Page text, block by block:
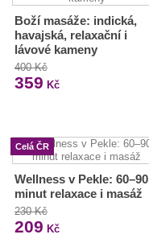
Boží masáže: indická,
havajská, relaxační i
lávové kameny
400 Kč
359 Kč
Celá ČR
Wellness v Pekle: 60–90
minut relaxace i masáž
230 Kč
209 Kč